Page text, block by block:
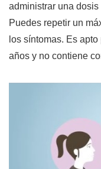
administrar una
Puedes repetir un
los síntomas. Es
años y no contiene